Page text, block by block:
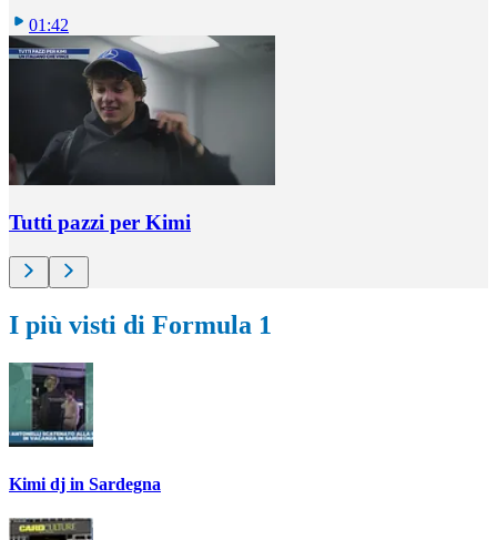
01:42
Tutti pazzi per Kimi
I più visti di Formula 1
Kimi dj in Sardegna